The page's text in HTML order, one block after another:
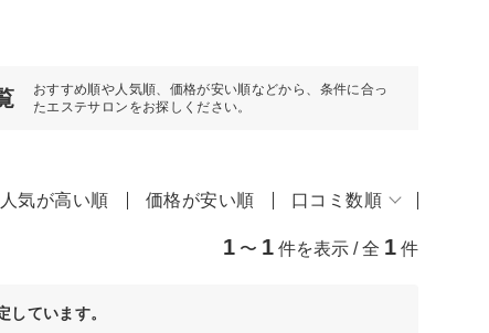
おすすめ順や人気順、価格が安い順などから、条件に合っ
たエステサロンをお探しください。
人気が高い順 価格が安い順 口コミ数順
1 〜 1 件を表示 / 全 1 件
ています。